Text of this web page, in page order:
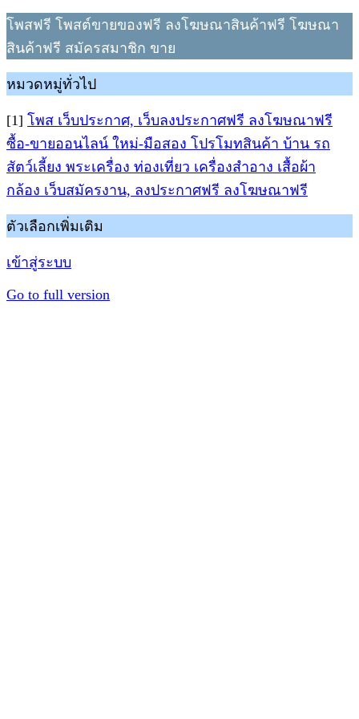
โพสฟรี โพสต์ขายของฟรี ลงโฆษณาสินค้าฟรี โฆษณา
สินค้าฟรี สมัครสมาชิก ขาย
หมวดหมู่ทั่วไป
[1] โพส เว็บประกาศ, เว็บลงประกาศฟรี ลงโฆษณาฟรี
ซื้อ-ขายออนไลน์ ใหม่-มือสอง โปรโมทสินค้า บ้าน รถ
สัตว์เลี้ยง พระเครื่อง ท่องเที่ยว เครื่องสำอาง เสื้อผ้า
กล้อง เว็บสมัครงาน, ลงประกาศฟรี ลงโฆษณาฟรี
ตัวเลือกเพิ่มเติม
เข้าสู่ระบบ
Go to full version